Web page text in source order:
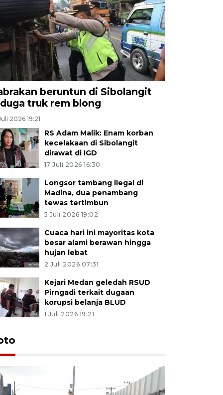
beruntun di Sibolangit
truk rem blong
2026 19:21
RS Adam Malik: Enam korban
kecelakaan di Sibolangit
dirawat di IGD
17 Juli 2026 16:30
Longsor tambang ilegal di
Madina, dua penambang
tewas tertimbun
5 Juli 2026 19:02
Cuaca hari ini mayoritas kota
besar alami berawan hingga
hujan lebat
2 Juli 2026 07:31
Kejari Medan geledah RSUD
Pirngadi terkait dugaan
korupsi belanja BLUD
1 Juli 2026 19:21